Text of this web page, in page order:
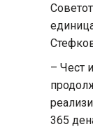
– Чест
365